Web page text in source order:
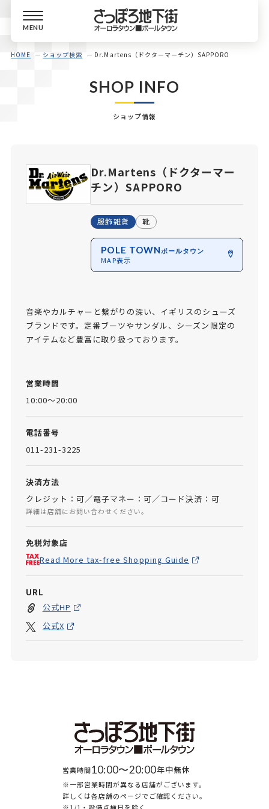
MENU
HOME ショップ検索 Dr.Martens（ドクターマーチン）SAPPORO
SHOP INFO
ショップ情報
Dr.Martens（ドクターマー
チン）SAPPORO
服飾雑貨 靴
POLE TOWN ポールタウン
MAP表示
音楽やカルチャーと繋がりの深い、イギリスのシューズ
ブランドです。定番ブーツやサンダル、シーズン限定の
アイテムなど豊富に取り扱っております。
営業時間
10:00～20:00
電話番号
011-231-3225
決済方法
クレジット：可／電子マネー：可／コード決済：可
詳細は店舗にお問い合わせください。
免税対象店
Read More tax-free Shopping Guide
URL
公式HP
公式X
営業時間10:00〜20:00年中無休
※一部営業時間が異なる店舗がございます。
詳しくは各店舗のページでご確認ください。